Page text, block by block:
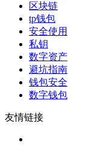
区块链
tp钱包
安全使用
私钥
数字资产
避坑指南
钱包安全
数字钱包
友情链接